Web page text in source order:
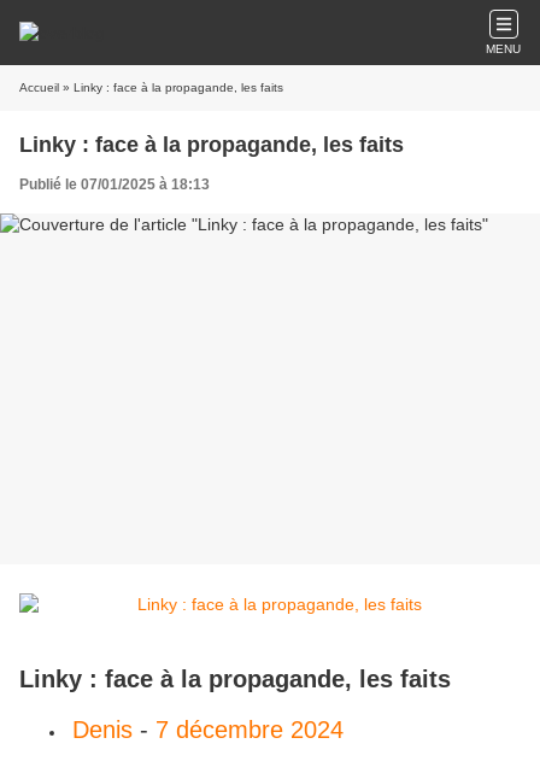
MENU
Accueil » Linky : face à la propagande, les faits
Linky : face à la propagande, les faits
Publié le 07/01/2025 à 18:13
Linky : face à la propagande, les faits
Denis - 7 décembre 2024